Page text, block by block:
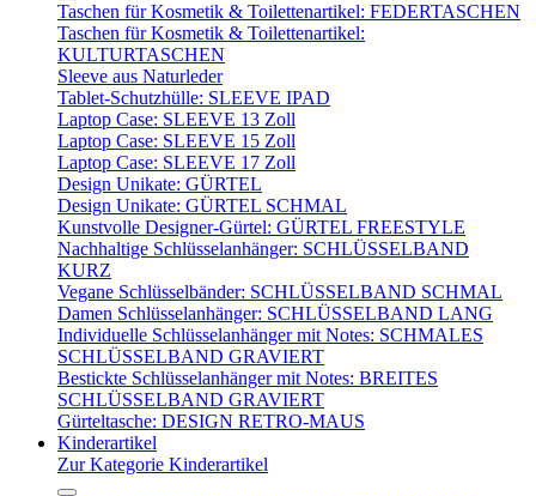
Taschen für Kosmetik & Toilettenartikel: FEDERTASCHEN
Taschen für Kosmetik & Toilettenartikel:
KULTURTASCHEN
Sleeve aus Naturleder
Tablet-Schutzhülle: SLEEVE IPAD
Laptop Case: SLEEVE 13 Zoll
Laptop Case: SLEEVE 15 Zoll
Laptop Case: SLEEVE 17 Zoll
Design Unikate: GÜRTEL
Design Unikate: GÜRTEL SCHMAL
Kunstvolle Designer-Gürtel: GÜRTEL FREESTYLE
Nachhaltige Schlüsselanhänger: SCHLÜSSELBAND
KURZ
Vegane Schlüsselbänder: SCHLÜSSELBAND SCHMAL
Damen Schlüsselanhänger: SCHLÜSSELBAND LANG
Individuelle Schlüsselanhänger mit Notes: SCHMALES
SCHLÜSSELBAND GRAVIERT
Bestickte Schlüsselanhänger mit Notes: BREITES
SCHLÜSSELBAND GRAVIERT
Gürteltasche: DESIGN RETRO-MAUS
Kinderartikel
Zur Kategorie Kinderartikel